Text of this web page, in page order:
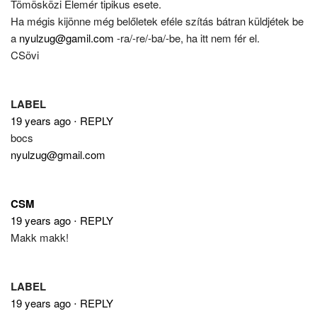
Tömösközi Elemér tipikus esete.
Ha mégis kijönne még belőletek eféle szítás bátran küldjétek be
a nyulzug@gamil.com -ra/-re/-ba/-be, ha itt nem fér el.
CSövi
LABEL
19 years ago ⋅ REPLY
bocs
nyulzug@gmail.com
CSM
19 years ago ⋅ REPLY
Makk makk!
LABEL
19 years ago ⋅ REPLY